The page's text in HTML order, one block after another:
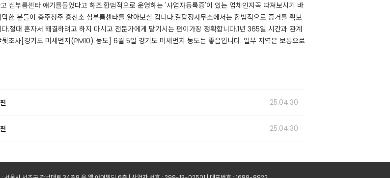
심부름센타 얘기를들었다고 하죠.합법적으로 운영하는 '사업자등록증'이 있는 업체인지꼭 따져보시기 바
한 분들이 충주청주 흥신소 심부름센타를 알아보실 겁니다.길탐정사무소에서는 합법적으로 증거를 확보
.절대 혼자서 해결하려고 하지 마시고 전문가에게 맡기시는 편이가장 정확합니다.1년 365일 시간과 관계
조사[경기도 미세먼지(PM10) 농도] 6월 5일 경기도 미세먼지 농도는 좋음입니다. 일부 지역은 보통으로
25.04.30
25.04.30